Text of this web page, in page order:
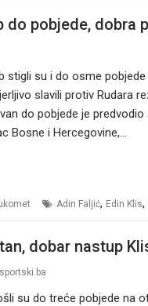
do pobjede, dobra
stigli su i do osme
slavili protiv Rudara
do pobjede je
Bosne i Hercegovine,…
Adin Faljić, Edin Klis,
dobar nastup
su do treće pobjede na